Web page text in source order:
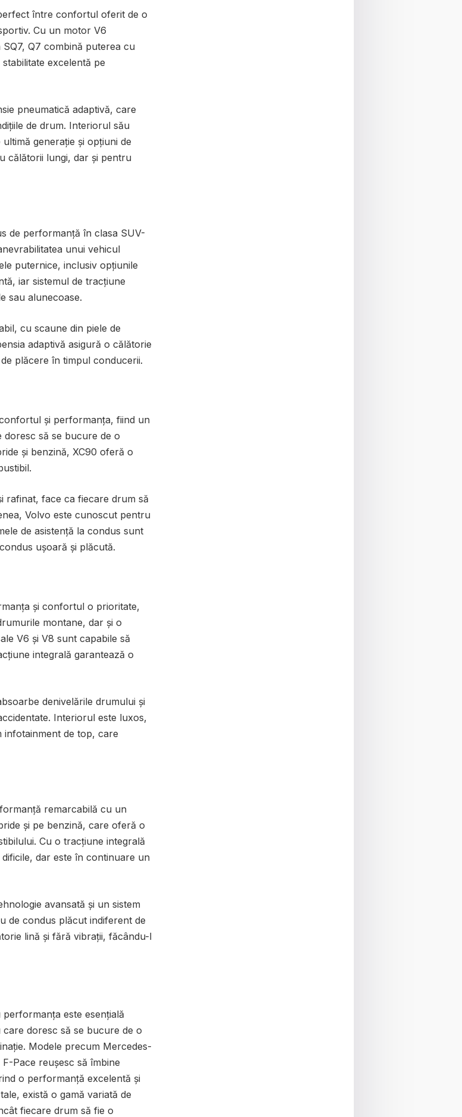
între confortul oferit de o
Cu un motor V6
Q7 combină puterea cu
excelentă pe
pneumatică adaptivă, care
de drum. Interiorul său
generație și opțiuni de
călătorii lungi, dar și pentru
de performanță în clasa SUV-
unui vehicul
puternice, inclusiv opțiunile
iar sistemul de tracțiune
sau alunecoase.
cu scaune din piele de
adaptivă asigură o călătorie
plăcere în timpul conducerii.
și performanța, fiind un
să se bucure de o
și benzină, XC90 oferă o
rafinat, face ca fiecare drum să
Volvo este cunoscut pentru
de asistență la condus sunt
ușoară și plăcută.
și confortul o prioritate,
montane, dar și o
V6 și V8 sunt capabile să
integrală garantează o
denivelările drumului și
Interiorul este luxos,
infotainment de top, care
remarcabilă cu un
și pe benzină, care oferă o
Cu o tracțiune integrală
dar este în continuare un
avansată și un sistem
de condus plăcut indiferent de
lină și fără vibrații, făcându-l
este esențială
doresc să se bucure de o
Modele precum Mercedes-
Pace reușesc să îmbine
o performanță excelentă și
există o gamă variată de
fiecare drum să fie o